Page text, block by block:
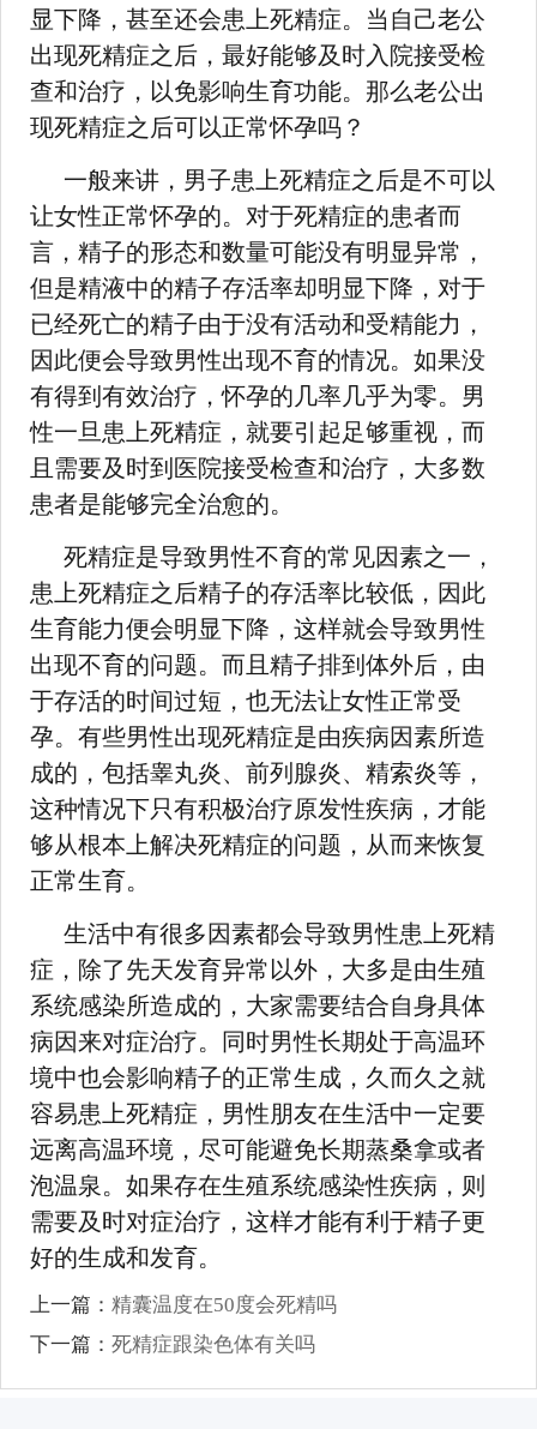
显下降，甚至还会患上死精症。当自己老公
出现死精症之后，最好能够及时入院接受检
查和治疗，以免影响生育功能。那么老公出
现死精症之后可以正常怀孕吗？
一般来讲，男子患上死精症之后是不可以
让女性正常怀孕的。对于死精症的患者而
言，精子的形态和数量可能没有明显异常，
但是精液中的精子存活率却明显下降，对于
已经死亡的精子由于没有活动和受精能力，
因此便会导致男性出现不育的情况。如果没
有得到有效治疗，怀孕的几率几乎为零。男
性一旦患上死精症，就要引起足够重视，而
且需要及时到医院接受检查和治疗，大多数
患者是能够完全治愈的。
死精症是导致男性不育的常见因素之一，
患上死精症之后精子的存活率比较低，因此
生育能力便会明显下降，这样就会导致男性
出现不育的问题。而且精子排到体外后，由
于存活的时间过短，也无法让女性正常受
孕。有些男性出现死精症是由疾病因素所造
成的，包括睾丸炎、前列腺炎、精索炎等，
这种情况下只有积极治疗原发性疾病，才能
够从根本上解决死精症的问题，从而来恢复
正常生育。
生活中有很多因素都会导致男性患上死精
症，除了先天发育异常以外，大多是由生殖
系统感染所造成的，大家需要结合自身具体
病因来对症治疗。同时男性长期处于高温环
境中也会影响精子的正常生成，久而久之就
容易患上死精症，男性朋友在生活中一定要
远离高温环境，尽可能避免长期蒸桑拿或者
泡温泉。如果存在生殖系统感染性疾病，则
需要及时对症治疗，这样才能有利于精子更
好的生成和发育。
上一篇：精囊温度在50度会死精吗
下一篇：死精症跟染色体有关吗